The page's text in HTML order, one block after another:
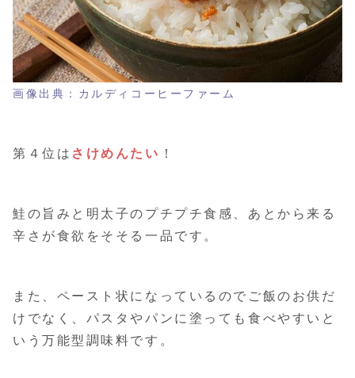
画像出典：カルディコーヒーファーム
第４位は さけめんたい ！
鮭の旨みと明太子のプチプチ食感、あとから来る
辛さが食欲をそそる一品です。
また、ペースト状になっているのでご飯のお供だ
けでなく、パスタやパンに塗っても食べやすいと
いう万能型調味料です。